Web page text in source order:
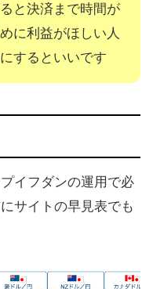
と決済まで時間が
に利益がほしい人
するといいです
イフダンの運用で必
サイトの早見表でも